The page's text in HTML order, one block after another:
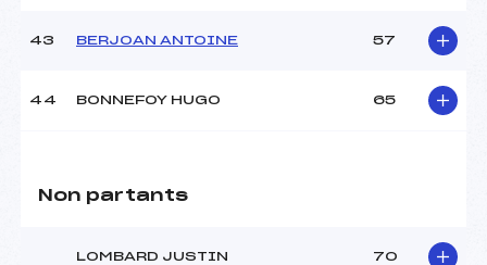
43 BERJOAN ANTOINE 57
44 BONNEFOY HUGO 65
Non partants
LOMBARD JUSTIN 70